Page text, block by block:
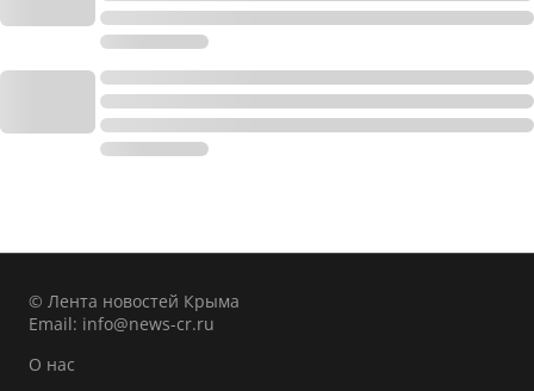
© Лента новостей Крыма
Email: info@news-cr.ru
О нас